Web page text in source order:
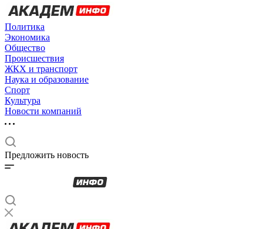
Политика
Экономика
Общество
Происшествия
ЖКХ и транспорт
Наука и образование
Спорт
Культура
Новости компаний
Предложить новость